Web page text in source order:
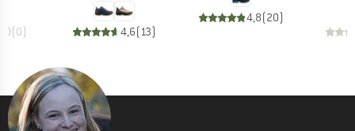
(0) 4,6( 13)
4,8(20)